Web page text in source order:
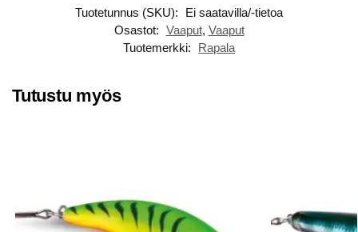
Tuotetunnus (SKU):
Ei saatavilla/-tietoa
Osastot: Vaaput, Vaaput
Tuotemerkki:
Rapala
Tutustu myös